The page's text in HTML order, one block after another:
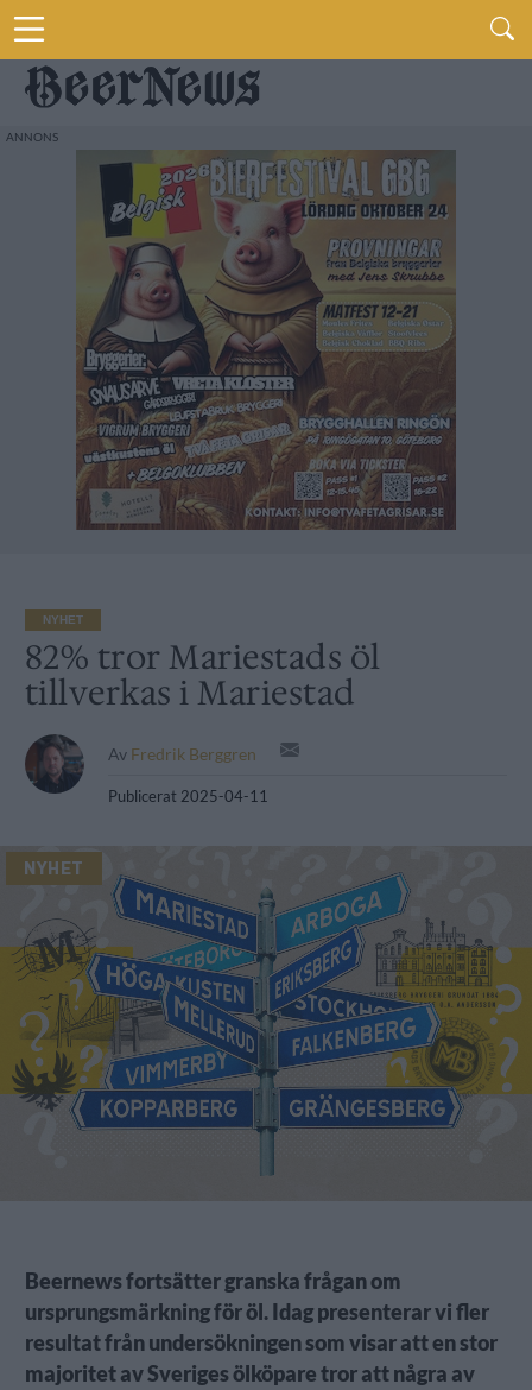
NYHET
82% tror Mariestads öl
tillverkas i Mariestad
Av Fredrik Berggren
Publicerat 2025-04-11
NYHET
Beernews fortsätter granska frågan om
ursprungsmärkning för öl. Idag presenterar vi fler
resultat från undersökningen som visar att en stor
majoritet av Sveriges ölköpare tror att några av